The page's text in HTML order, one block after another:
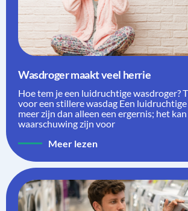
Wasdroger maakt veel herrie
Hoe tem je een luidruchtige wasdroger?
voor een stillere wasdag Een
meer zijn dan alleen een ergernis; het
waarschuwing zijn voor
Meer lezen